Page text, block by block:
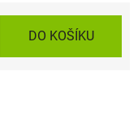
DO KOŠÍKU